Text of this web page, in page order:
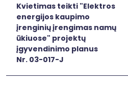
Kvietimas teikti "Elektros
energijos kaupimo
įrenginių įrengimas namų
ūkiuose" projektų
įgyvendinimo planus
Nr. 03-017-J